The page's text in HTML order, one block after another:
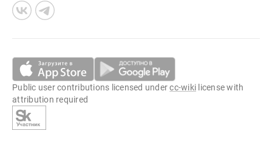
Public user contributions licensed undercc-wiki license with
attribution required